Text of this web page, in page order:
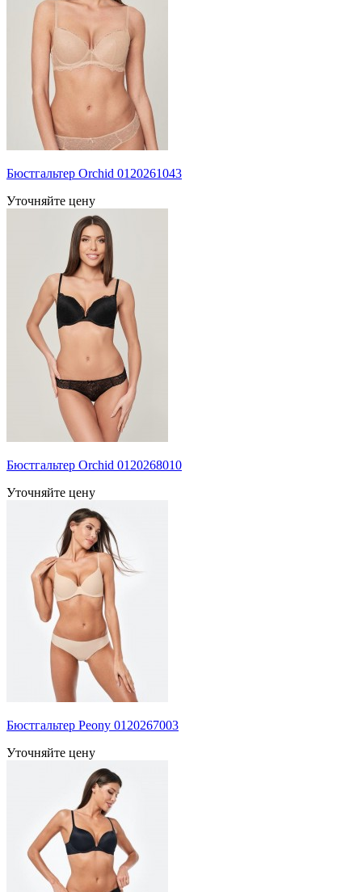
Бюстгальтер Orchid 0120261043
Уточняйте цену
Бюстгальтер Orchid 0120268010
Уточняйте цену
Бюстгальтер Peony 0120267003
Уточняйте цену